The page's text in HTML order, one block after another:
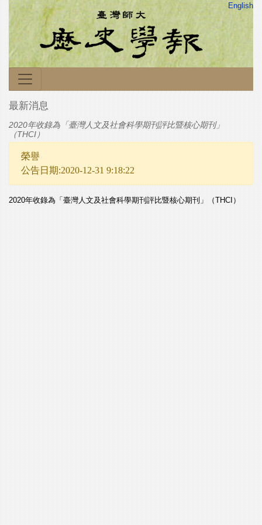
English
最新消息
2020年收錄為「臺灣人文及社會科學期刊評比暨核心期刊」
（THCI）
榮譽
公告日期:2020-12-31 9:18:22
2020年收錄為「臺灣人文及社會科學期刊評比暨核心期刊」（THCI）